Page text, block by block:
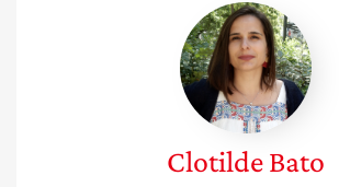
Clotilde
Bato
ClotildeBato